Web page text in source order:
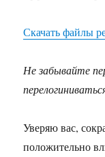
Скачать файлы
Не забывайте
Уверяю вас,
положительно